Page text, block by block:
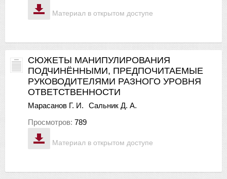
Материал в открытом доступе
Материал в открытом доступе
СЮЖЕТЫ МАНИПУЛИРОВАНИЯ
ПОДЧИНЁННЫМИ, ПРЕДПОЧИТАЕМЫЕ
РУКОВОДИТЕЛЯМИ РАЗНОГО УРОВНЯ
ОТВЕТСТВЕННОСТИ
Марасанов Г. И.
Сальник Д. А.
Просмотров: 789